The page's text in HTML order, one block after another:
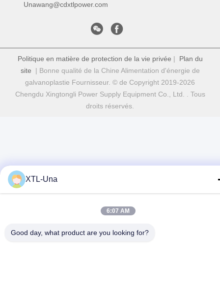
Unawang@cdxtlpower.com
Politique en matière de protection de la vie privée | Plan du
site | Bonne qualité de la Chine Alimentation d'énergie de
galvanoplastie Fournisseur. © de Copyright 2019-2026
Chengdu Xingtongli Power Supply Equipment Co., Ltd. . Tous
droits réservés.
XTL-Una
6:07 AM
Good day, what product are you looking for?